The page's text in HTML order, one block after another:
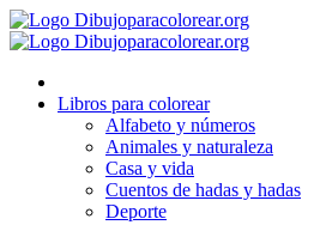
Ir
al
Libros para colorear
Alfabeto y números
Animales y naturaleza
Casa y vida
Cuentos de hadas y hadas
Deporte